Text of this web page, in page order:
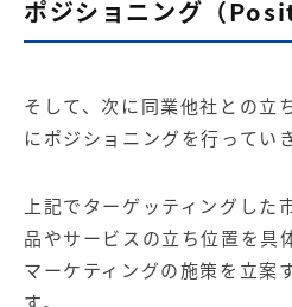
ポジショニング（
そして、次に同業他社との立
にポジショニングを行ってい
上記でターゲッティングした
品やサービスの立ち位置を具
マーケティングの施策を立案